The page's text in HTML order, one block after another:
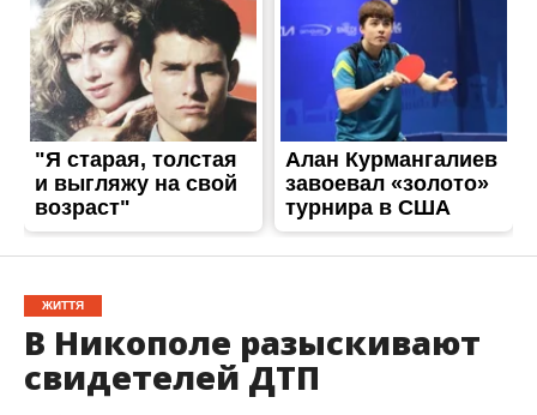
свидетелей ДТП
Опубліковано30.11.2017
В Никополе, 27 ноября, в 10:30 на перекрестке
улиц Разина и Довгалевская случилась авария.
Водитель КРАЗа погиб на месте.